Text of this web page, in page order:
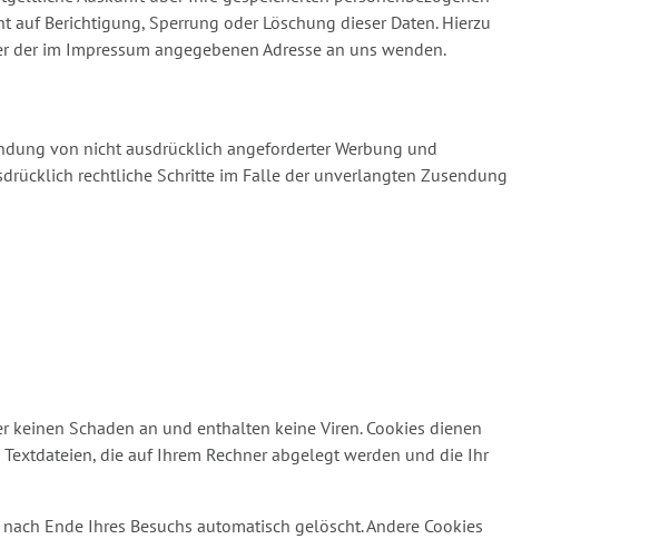
Berichtigung, Sperrung oder Löschung dieser Daten. Hierzu
im Impressum angegebenen Adresse an uns wenden.
von nicht ausdrücklich angeforderter Werbung und
rechtliche Schritte im Falle der unverlangten Zusendung
Schaden an und enthalten keine Viren. Cookies dienen
die auf Ihrem Rechner abgelegt werden und die Ihr
Ende Ihres Besuchs automatisch gelöscht. Andere Cookies